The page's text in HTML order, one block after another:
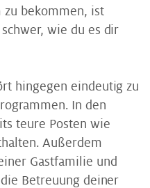
zu bekommen, ist
wie du es dir
hingegen eindeutig zu
In den
teure Posten wie
Außerdem
Gastfamilie und
Betreuung deiner